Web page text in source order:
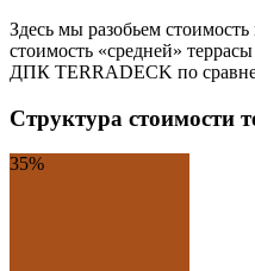
Здесь мы разобьем
стоимость «средней»
ДПК TERRADECK по
Структура стоимости
35%